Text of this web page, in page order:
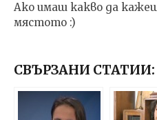
Ако имаш какво да
мястото :)
СВЪРЗАНИ СТАТИИ: